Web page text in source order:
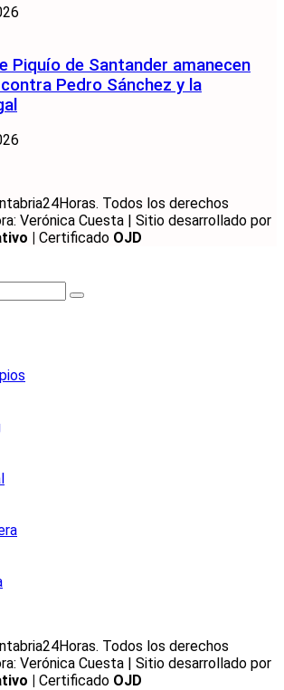
Piquío de Santander amanecen
Pedro Sánchez y la
Todos los derechos
Verónica Cuesta | Sitio desarrollado por
|
Certificado OJD
Todos los derechos
Verónica Cuesta | Sitio desarrollado por
| Certificado OJD